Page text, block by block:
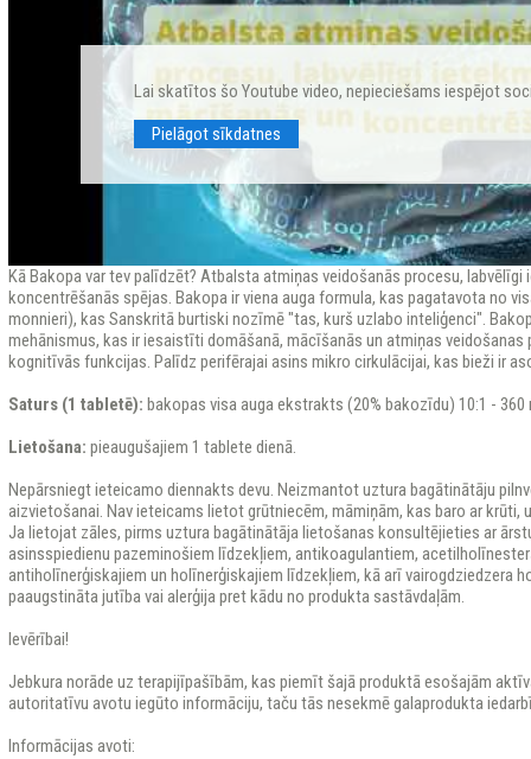
Lai skatītos šo Youtube video, nepieciešams iespējot
Pielāgot sīkdatnes
Kā Bakopa var tev palīdzēt? Atbalsta atmiņas veidošanās procesu,
koncentrēšanās spējas. Bakopa ir viena auga formula, kas pagatavota no
monnieri), kas Sanskritā burtiski nozīmē "tas, kurš uzlabo inteliģenci".
mehānismus, kas ir iesaistīti domāšanā, mācīšanās un atmiņas
kognitīvās funkcijas. Palīdz perifērajai asins mikro cirkulācijai, kas bieži ir
Saturs (1 tabletē): bakopas visa auga ekstrakts (20% bakozīdu) 10:1 - 360
Lietošana: pieaugušajiem 1 tablete dienā.
Nepārsniegt ieteicamo diennakts devu. Neizmantot uztura bagātinātāju
aizvietošanai. Nav ieteicams lietot grūtniecēm, māmiņām, kas baro ar krūti,
Ja lietojat zāles, pirms uztura bagātinātāja lietošanas konsultējieties ar
asinsspiedienu pazeminošiem līdzekļiem, antikoagulantiem,
antiholīnerģiskajiem un holīnerģiskajiem līdzekļiem, kā arī vairogdziedzera
paaugstināta jutība vai alerģija pret kādu no produkta sastāvdaļām.
Ievērībai!
Jebkura norāde uz terapijīpašībām, kas piemīt šajā produktā esošajām
autoritatīvu avotu iegūto informāciju, taču tās nesekmē galaprodukta
Informācijas avoti: